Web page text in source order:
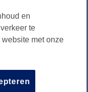
en
te
met onze